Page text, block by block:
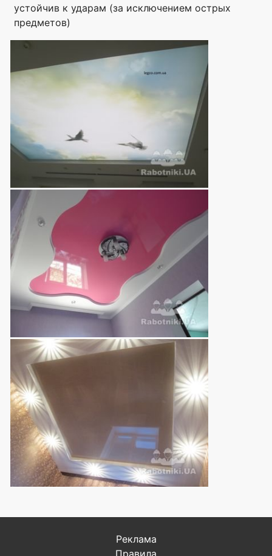
устойчив к ударам (за исключением острых
предметов)
Реклама
Правила